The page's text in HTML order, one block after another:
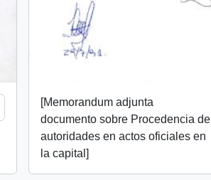
[Memorandum adjunta
documento sobre Procedencia de
autoridades en actos oficiales en
la capital]
Añadir al portapapeles